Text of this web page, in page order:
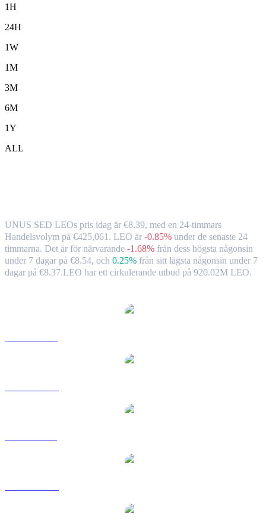
1H
24H
1W
1M
3M
6M
1Y
ALL
UNUS SED LEOs pris idag är €8.39, med en 24-timmars
Handelsvolym på €425,061. LEO är -0.85% under de senaste 24
timmarna. Det är för närvarande -1.68% från dess högsta någonsin
under 7 dagar på €8.54, och 0.25% från sitt lägsta någonsin under 7
dagar på €8.37.LEO har ett cirkulerande utbud på 920.02M LEO.